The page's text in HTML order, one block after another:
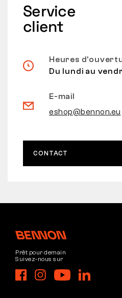
Service
client
Heures
Du lundi au
E-mail
eshop@bennon.eu
CONTACT
Prêt pour demain
Suivez-nous sur